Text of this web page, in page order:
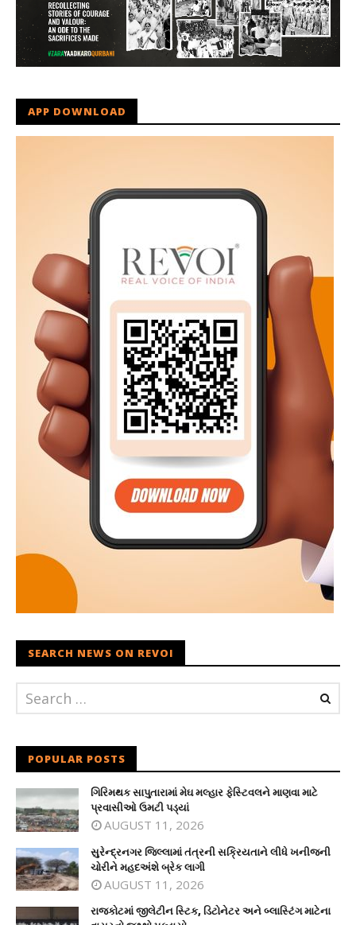
APP DOWNLOAD
SEARCH NEWS ON REVOI
POPULAR POSTS
ગિરિમથક સાપુતારામાં મેઘ મલ્હાર ફેસ્ટિવલને માણવા માટે
પ્રવાસીઓ ઉમટી પડ્યાં
AUGUST 11, 2026
સુરેન્દ્રનગર જિલ્લામાં તંત્રની સક્રિયતાને લીધે ખનીજની
ચોરીને મહદઅંશે બ્રેક લાગી
AUGUST 11, 2026
રાજકોટમાં જીલેટીન સ્ટિક, ડિટોનેટર અને બ્લાસ્ટિંગ માટેના